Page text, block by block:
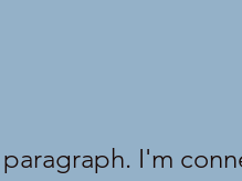
paragraph. I'm